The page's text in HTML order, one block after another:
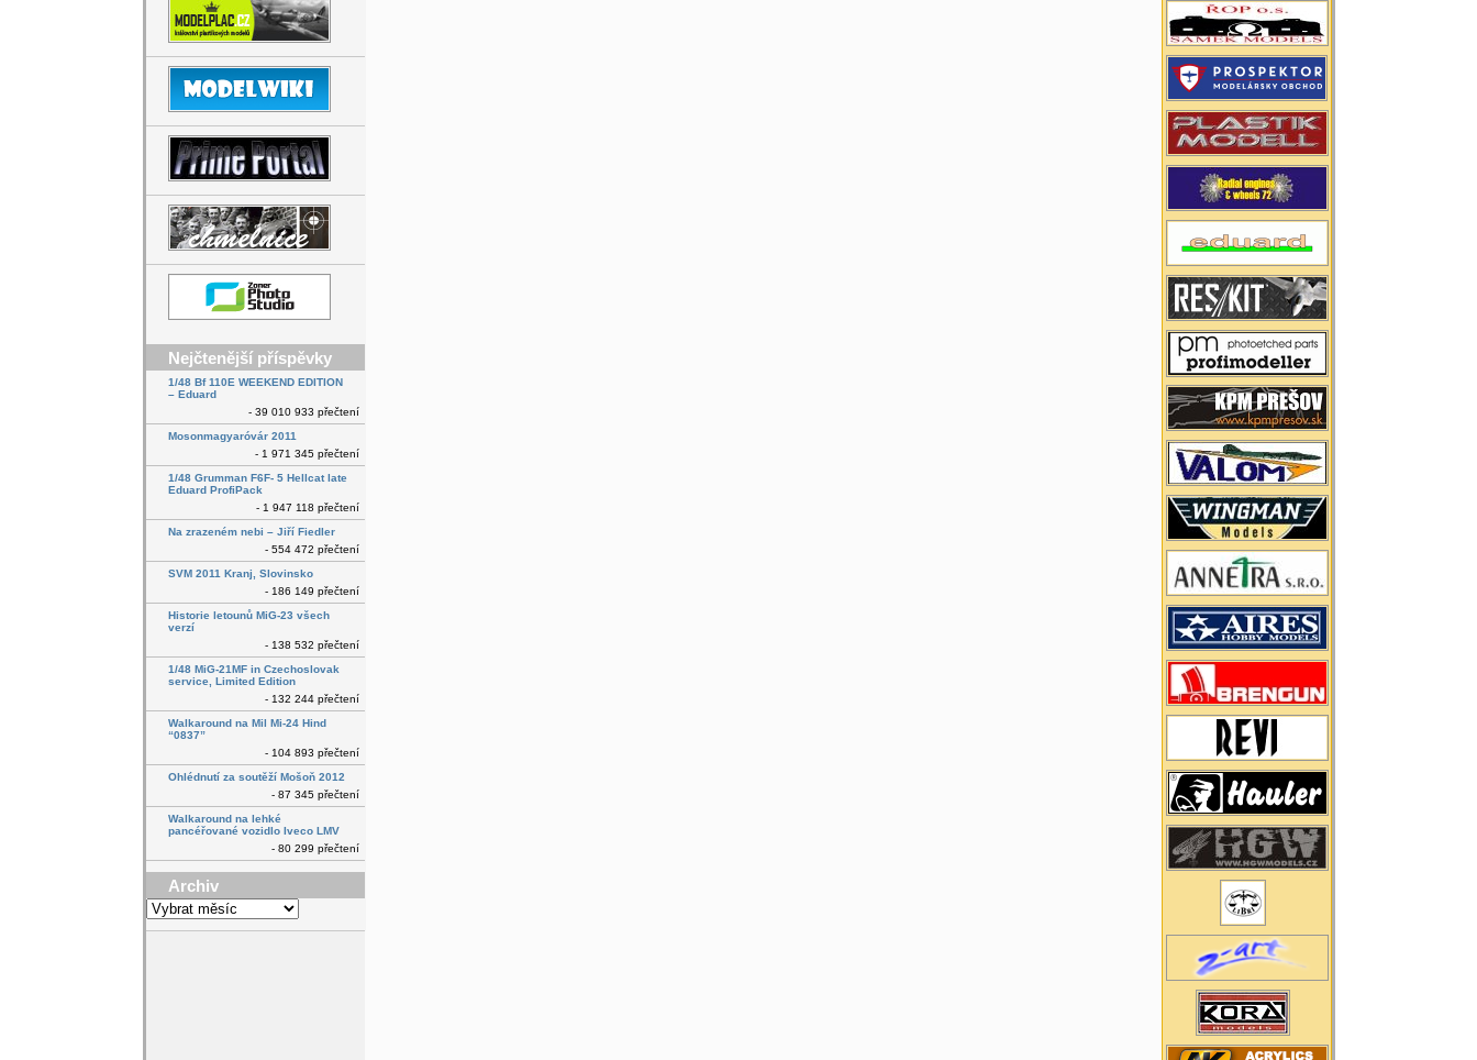
Nejčtenější příspěvky
1/48 Bf 110E WEEKEND EDITION
– Eduard
- 39 010 933 přečtení
Mosonmagyaróvár 2011
- 1 971 345 přečtení
1/48 Grumman F6F- 5 Hellcat late
Eduard ProfiPack
- 1 947 118 přečtení
Na zrazeném nebi – Jiří Fiedler
- 554 472 přečtení
SVM 2011 Kranj, Slovinsko
- 186 149 přečtení
Historie letounů MiG-23 všech
verzí
- 138 532 přečtení
1/48 MiG-21MF in Czechoslovak
service, Limited Edition
- 132 244 přečtení
Walkaround na Mil Mi-24 Hind
“0837”
- 104 893 přečtení
Ohlédnutí za soutěží Mošoň 2012
- 87 345 přečtení
Walkaround na lehké
pancéřované vozidlo Iveco LMV
- 80 299 přečtení
Archiv
Archiv